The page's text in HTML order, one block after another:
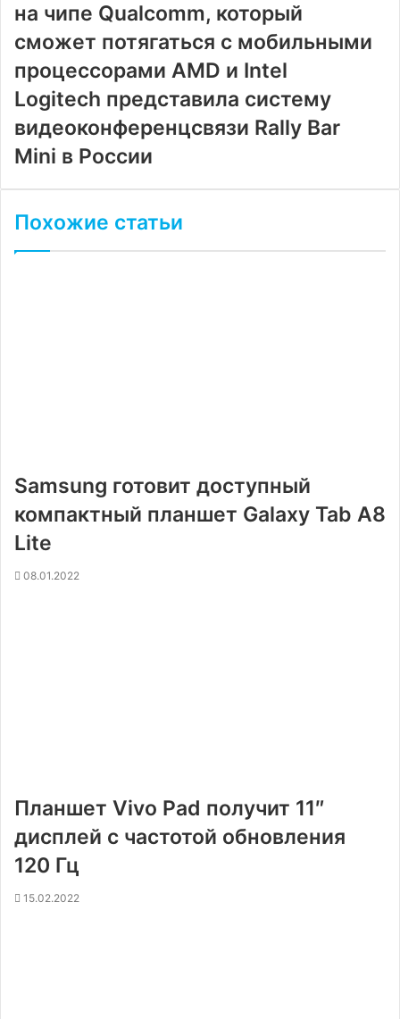
на чипе Qualcomm, который
сможет потягаться с мобильными
процессорами AMD и Intel
Logitech представила систему
видеоконференцсвязи Rally Bar
Mini в России
Похожие статьи
Samsung готовит доступный
компактный планшет Galaxy Tab A8
Lite
08.01.2022
Планшет Vivo Pad получит 11″
дисплей с частотой обновления
120 Гц
15.02.2022